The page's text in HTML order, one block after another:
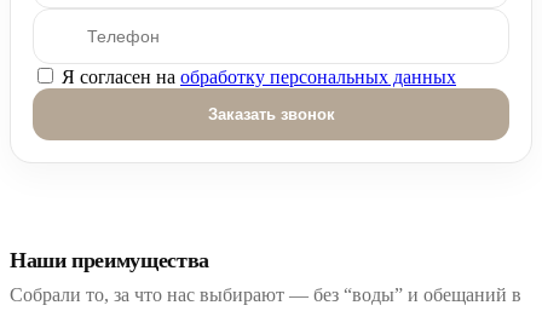
Оставьте это поле пустым.
Я согласен на обработку персональных данных
Наши преимущества
Собрали то, за что нас выбирают — без “воды” и обещаний в